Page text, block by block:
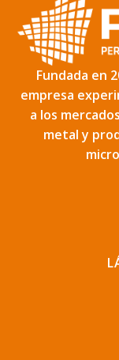
Fundada en
empresa
a los
metal y